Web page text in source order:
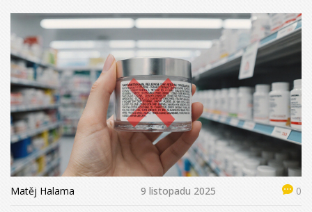
Matěj Halama 9 listopadu 2025 0